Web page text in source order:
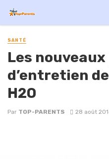
SANTÉ
Les
d’entretien
H2O
Par TOP-PARENTS 28 août